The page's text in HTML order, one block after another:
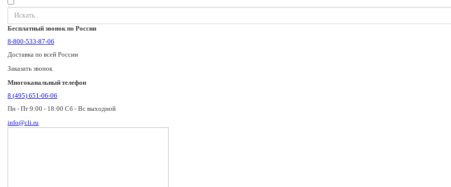
Бесплатный звонок по России
8-800-533-87-06
Доставка по всей России
Заказать звонок
Многоканальный телефон
8 (495) 651-06-06
Пн - Пт 9:00 - 18:00 Сб - Вс выходной
info@cli.ru